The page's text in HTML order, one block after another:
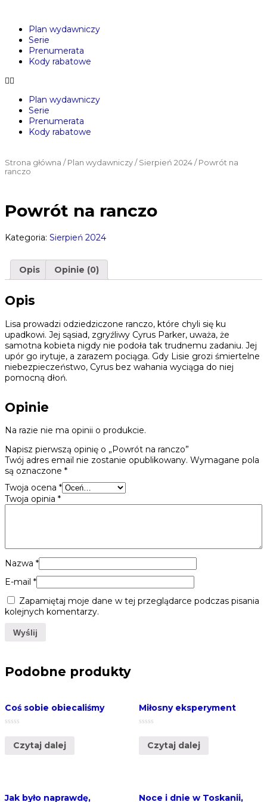
Plan wydawniczy
Serie
Prenumerata
Kody rabatowe
Plan wydawniczy
Serie
Prenumerata
Kody rabatowe
Strona główna / Plan wydawniczy / Sierpień 2024 / Powrót na
ranczo
Powrót na ranczo
Kategoria: Sierpień 2024
Opis Opinie (0)
Opis
Lisa prowadzi odziedziczone ranczo, które chyli się ku
upadkowi. Jej sąsiad, zgryźliwy Cyrus Parker, uważa, że
samotna kobieta nigdy nie podoła tak trudnemu zadaniu. Jej
upór go irytuje, a zarazem pociąga. Gdy Lisie grozi śmiertelne
niebezpieczeństwo, Cyrus bez wahania wyciąga do niej
pomocną dłoń.
Opinie
Na razie nie ma opinii o produkcie.
Napisz pierwszą opinię o „Powrót na ranczo”
Twój adres email nie zostanie opublikowany. Wymagane pola
są oznaczone *
Twoja ocena *
Twoja opinia *
Nazwa *
E-mail *
Zapamiętaj moje dane w tej przeglądarce podczas pisania
kolejnych komentarzy.
Podobne produkty
Coś sobie obiecaliśmy
Czytaj dalej
Miłosny eksperyment
Czytaj dalej
Jak było naprawdę, Noce i dnie w Toskanii,